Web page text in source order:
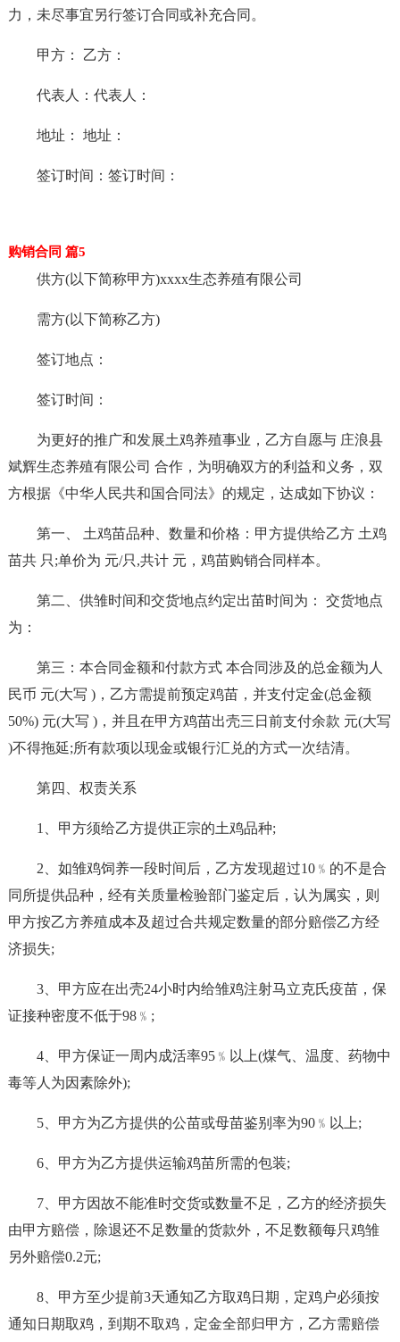
力，未尽事宜另行签订合同或补充合同。
甲方： 乙方：
代表人：代表人：
地址： 地址：
签订时间：签订时间：
购销合同 篇5
供方(以下简称甲方)xxxx生态养殖有限公司
需方(以下简称乙方)
签订地点：
签订时间：
为更好的推广和发展土鸡养殖事业，乙方自愿与 庄浪县
斌辉生态养殖有限公司 合作，为明确双方的利益和义务，双
方根据《中华人民共和国合同法》的规定，达成如下协议：
第一、 土鸡苗品种、数量和价格：甲方提供给乙方 土鸡
苗共 只;单价为 元/只,共计 元，鸡苗购销合同样本。
第二、供雏时间和交货地点约定出苗时间为： 交货地点
为：
第三：本合同金额和付款方式 本合同涉及的总金额为人
民币 元(大写 )，乙方需提前预定鸡苗，并支付定金(总金额
50%) 元(大写 )，并且在甲方鸡苗出壳三日前支付余款 元(大写
)不得拖延;所有款项以现金或银行汇兑的方式一次结清。
第四、权责关系
1、甲方须给乙方提供正宗的土鸡品种;
2、如雏鸡饲养一段时间后，乙方发现超过10﹪的不是合
同所提供品种，经有关质量检验部门鉴定后，认为属实，则
甲方按乙方养殖成本及超过合共规定数量的部分赔偿乙方经
济损失;
3、甲方应在出壳24小时内给雏鸡注射马立克氏疫苗，保
证接种密度不低于98﹪;
4、甲方保证一周内成活率95﹪以上(煤气、温度、药物中
毒等人为因素除外);
5、甲方为乙方提供的公苗或母苗鉴别率为90﹪以上;
6、甲方为乙方提供运输鸡苗所需的包装;
7、甲方因故不能准时交货或数量不足，乙方的经济损失
由甲方赔偿，除退还不足数量的货款外，不足数额每只鸡雏
另外赔偿0.2元;
8、甲方至少提前3天通知乙方取鸡日期，定鸡户必须按
通知日期取鸡，到期不取鸡，定金全部归甲方，乙方需赔偿